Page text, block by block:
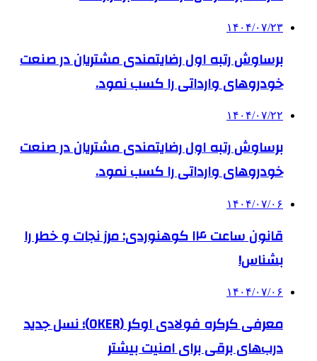
۱۴۰۴/۰۷/۲۳
برساوش رتبه اول رضایتمندی مشتریان در صنعت
خودروهای وارداتی را کسب نمود.
۱۴۰۴/۰۷/۲۲
برساوش رتبه اول رضایتمندی مشتریان در صنعت
خودروهای وارداتی را کسب نمود.
۱۴۰۴/۰۷/۰۶
قانون ساعت ۱۴ کوهنوردی: مرز نجات و خطر را
بشناس!
۱۴۰۴/۰۷/۰۶
معرفی کرکره فولادی اوکر (OKER)؛ نسل جدید
درب‌های برقی برای امنیت بیشتر